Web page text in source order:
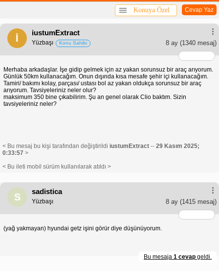
Cevap Yaz
Konuya Özel
İ
iustumExtract
8 ay (1340 mesaj)
Yüzbaşı Konu Sahibi
Merhaba arkadaşlar. İşe gidip gelmek için az yakan sorunsuz bir araç arıyorum.
Günlük 50km kullanacağım. Onun dışında kısa mesafe şehir içi kullanacağım.
Tamiri/ bakımı kolay, parçası/ ustası bol az yakan oldukça sorunsuz bir araç
arıyorum. Tavsiyeleriniz neler olur?
maksimum 350 bine çıkabilirim. Şu an genel olarak Clio baktım. Sizin
tavsiyeleriniz neler?
< Bu mesaj bu kişi tarafından değiştirildi iustumExtract -- 29 Kasım 2025;
0:33:57 >
< Bu ileti mobil sürüm kullanılarak atıldı >
S
sadistica
8 ay (1415 mesaj)
Yüzbaşı
(yağ yakmayan) hyundai getz işini görür diye düşünüyorum.
Bu mesaja 1 cevap geldi.